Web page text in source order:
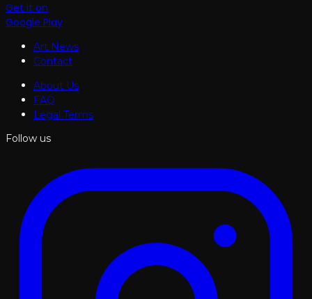
Get it on
Google Play
Art News
Contact
About Us
FAQ
Legal Terms
Follow us